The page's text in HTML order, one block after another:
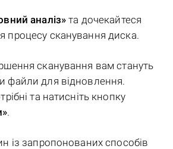
аналіз» та дочекайтеся
процесу сканування диска.
сканування вам стануть
файли для відновлення.
та натисніть кнопку
.
із запропонованих способів